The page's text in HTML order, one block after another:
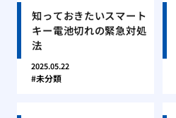
知っておきたいスマート
キー電池切れの緊急対処
法
2025.05.22
未分類